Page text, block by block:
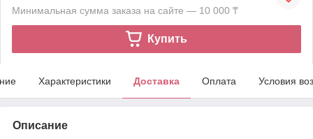
Минимальная сумма заказа на сайте — 10 000 ₸
Купить
Характеристики Доставка Оплата Условия
Описание